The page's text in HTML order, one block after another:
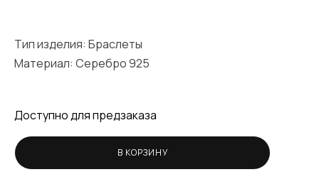
Тип изделия: Браслеты
Материал: Серебро 925
Доступно для предзаказа
В КОРЗИНУ